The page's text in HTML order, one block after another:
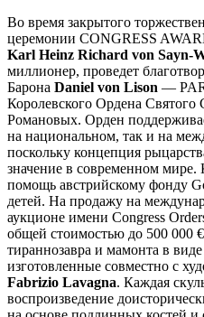
Во время закрытого
церемонии CONGRESS
Karl Heinz Richard von Sayn-
миллионер, проведет
Барона Daniel von Lison —
Королевского Ордена Святого
Романовых. Орден
на национальном, так и на
поскольку концепция
значение в современном мире.
помощь австрийскому фонду
детей. На продажу на
аукционе имени Congress
общей стоимостью до 500 000
тираннозавра и мамонта в
изготовленные совместно с
Fabrizio Lavagna. Каждая
воспроизведение